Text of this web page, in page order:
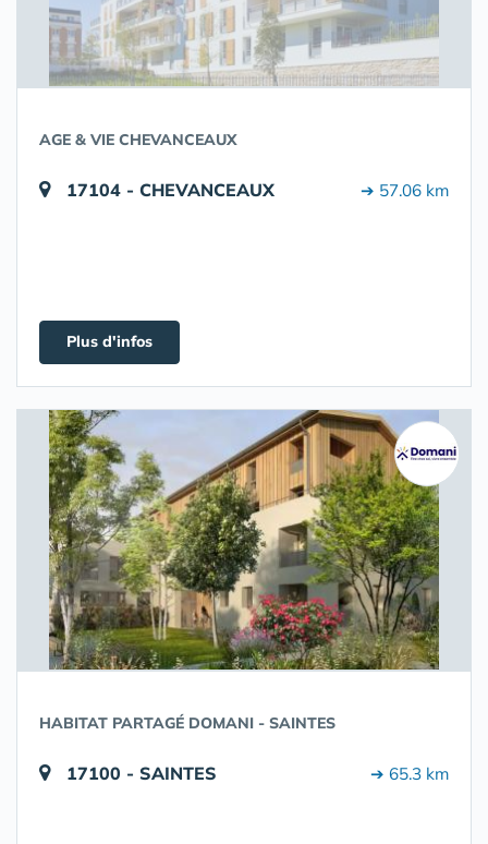
AGE & VIE CHEVANCEAUX
17104 - CHEVANCEAUX ➔ 57.06 km
Plus d'infos
HABITAT PARTAGÉ DOMANI - SAINTES
17100 - SAINTES ➔ 65.3 km